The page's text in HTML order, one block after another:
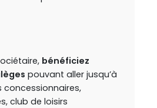
bénéficiez
pouvant aller jusqu’à
concessionnaires,
club de loisirs